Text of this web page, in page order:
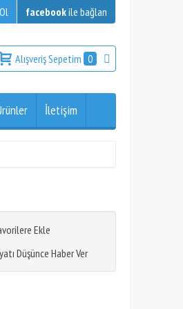
facebookile bağlan
Alışveriş Sepetim 0
İletişim
Ekle
Düşünce Haber Ver